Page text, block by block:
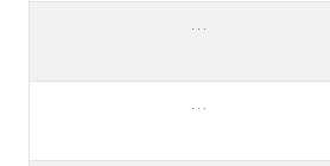
,
,
,
,
,
,